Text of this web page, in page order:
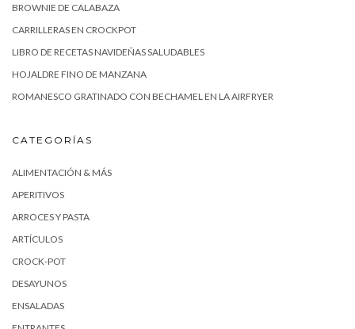
BROWNIE DE CALABAZA
CARRILLERAS EN CROCKPOT
LIBRO DE RECETAS NAVIDEÑAS SALUDABLES
HOJALDRE FINO DE MANZANA
ROMANESCO GRATINADO CON BECHAMEL EN LA AIRFRYER
CATEGORÍAS
ALIMENTACIÓN & MÁS
APERITIVOS
ARROCES Y PASTA
ARTÍCULOS
CROCK-POT
DESAYUNOS
ENSALADAS